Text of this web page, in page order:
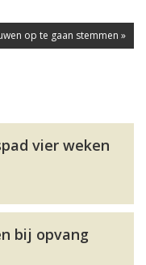
op te gaan stemmen »
vier weken
bij opvang